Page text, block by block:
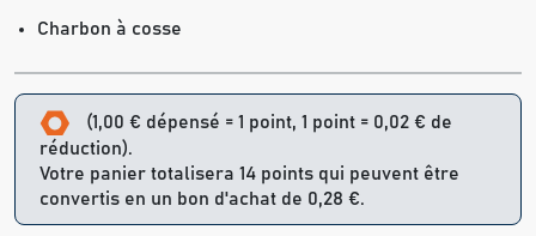
Charbon à cosse
(1,00 € dépensé = 1 point, 1 point = 0,02 € de
réduction).
Votre panier totalisera 14 points qui peuvent être
convertis en un bon d'achat de 0,28 €.